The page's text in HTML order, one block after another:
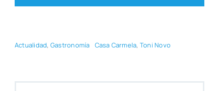
Actua­li­dad, Gas­tro­no­mía Casa Car­me­la, Toni Novo